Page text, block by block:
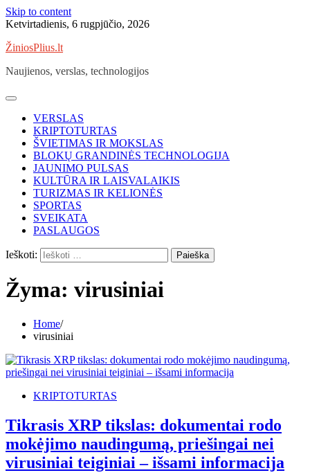
Skip to content
Ketvirtadienis, 6 rugpjūčio, 2026
ŽiniosPlius.lt
Naujienos, verslas, technologijos
VERSLAS
KRIPTOTURTAS
ŠVIETIMAS IR MOKSLAS
BLOKŲ GRANDINĖS TECHNOLOGIJA
JAUNIMO PULSAS
KULTŪRA IR LAISVALAIKIS
TURIZMAS IR KELIONĖS
SPORTAS
SVEIKATA
PASLAUGOS
Ieškoti:
Žyma: virusiniai
Home
virusiniai
KRIPTOTURTAS
Tikrasis XRP tikslas: dokumentai rodo
mokėjimo naudingumą, priešingai nei
virusiniai teiginiai – išsami informacija